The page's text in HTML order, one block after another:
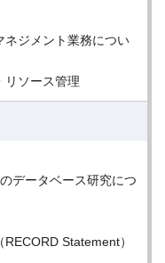
ネジメント業務につい
リソース管理
データベース研究につ
Statement）